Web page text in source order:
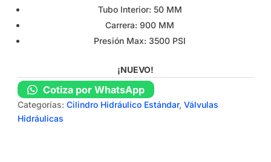
Tubo Interior: 50 MM
Carrera: 900 MM
Presión Max: 3500 PSI
¡NUEVO!
Cotiza por WhatsApp
Categorías:Cilindro Hidráulico Estándar,Válvulas
Hidráulicas